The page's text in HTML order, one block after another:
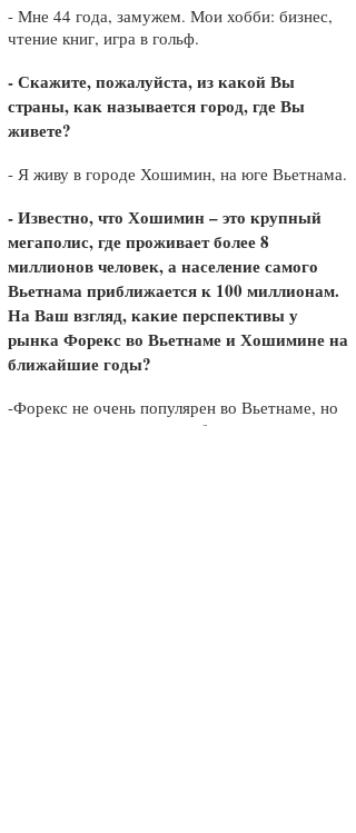
- Мне 44 года, замужем. Мои хобби: бизнес,
чтение книг, игра в гольф.
- Скажите, пожалуйста, из какой Вы
страны, как называется город, где Вы
живете?
- Я живу в городе Хошимин, на юге Вьетнама.
- Известно, что Хошимин – это крупный
мегаполис, где проживает более 8
миллионов человек, а население самого
Вьетнама приближается к 100 миллионам.
На Ваш взгляд, какие перспективы у
рынка Форекс во Вьетнаме и Хошимине на
ближайшие годы?
-Форекс не очень популярен во Вьетнаме, но
тем не менее, на рынке работают многие